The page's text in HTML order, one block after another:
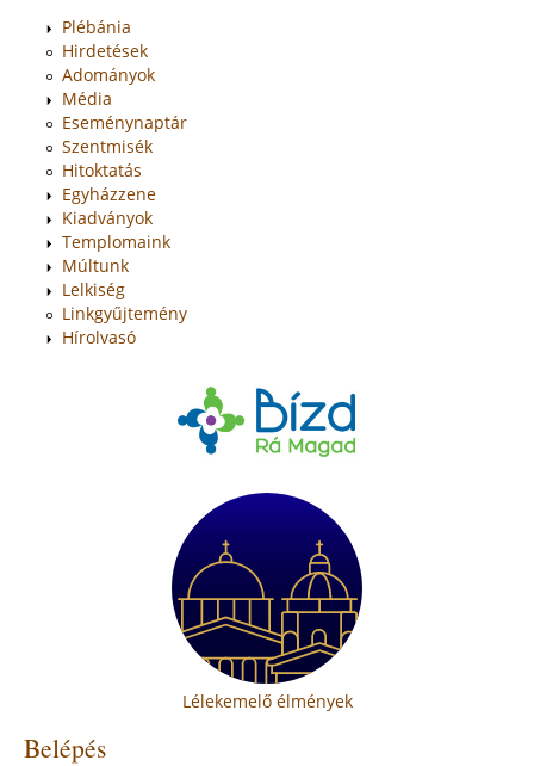
Plébánia
Hirdetések
Adományok
Média
Eseménynaptár
Szentmisék
Hitoktatás
Egyházzene
Kiadványok
Templomaink
Múltunk
Lelkiség
Linkgyűjtemény
Hírolvasó
Lélekemelő élmények
Belépés